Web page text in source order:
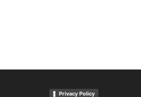
Privacy Policy